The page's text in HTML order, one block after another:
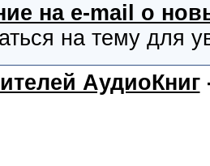
на e-mail о
на тему для
АудиоКниг